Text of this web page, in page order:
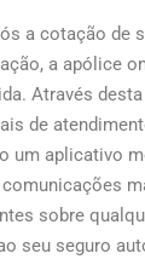
a cotação de
a apólice
Através
de
um aplicativo
sobre
seu seguro